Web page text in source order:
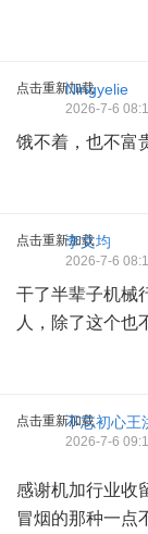
点击重新加载Ningyelie
2026-7-6
饿不着，也不富
点击重新加载
李文均
2026-7-6
干了半辈子机械
人，除了这个也
点击重新加载不忘初心王
2026-7-6
感谢机加行业收
冒烟的那种一点